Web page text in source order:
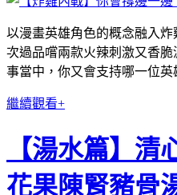
以漫畫英雄角色的概念融入
次過品嚐兩款火辣刺激又香
事當中，你又會支持哪一位
繼續觀看+
【湯水篇】清
花果陳腎豬骨